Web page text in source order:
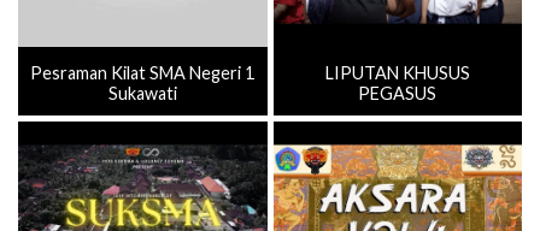
Pesraman Kilat SMA Negeri 1
Sukawati
LIPUTAN KHUSUS
PEGASUS